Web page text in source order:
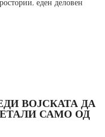
ВОЈСКАТА ДА
САМО ОД